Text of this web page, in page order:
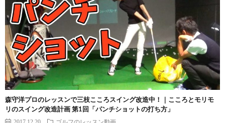
森守洋プロのレッスンで三枝こころスイング改造中！｜こころとモリモ
リのスイング改造計画 第1回「パンチショットの打ち方」
2017.12.20 ゴルフのレッスン動画